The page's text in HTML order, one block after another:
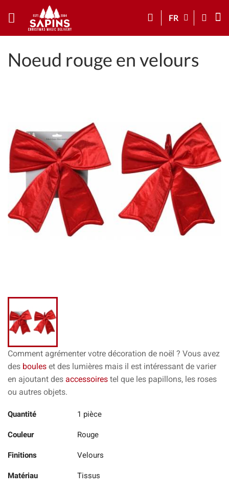
FR
Noeud rouge en velours
Comment agrémenter votre décoration de noël ? Vous avez
des boules et des lumières mais il est intéressant de varier
en ajoutant des accessoires tel que les papillons, les roses
ou autres objets.
Quantité 1 pièce
Couleur Rouge
Finitions Velours
Matériau Tissus